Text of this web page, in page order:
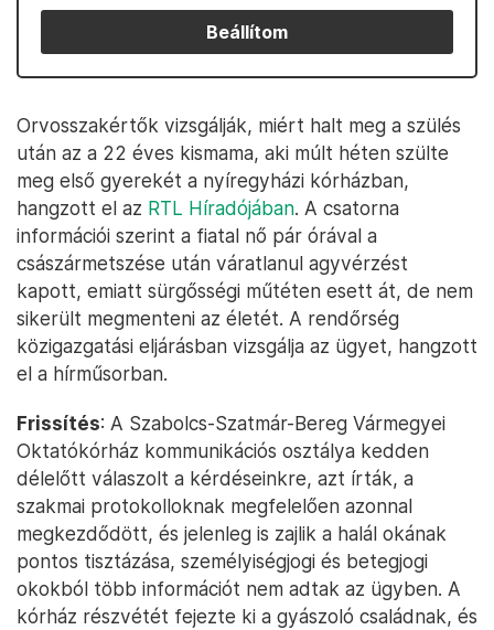
Beállítom
Orvosszakértők vizsgálják, miért halt meg a szülés
után az a 22 éves kismama, aki múlt héten szülte
meg első gyerekét a nyíregyházi kórházban,
hangzott el az RTL Híradójában. A csatorna
információi szerint a fiatal nő pár órával a
császármetszése után váratlanul agyvérzést
kapott, emiatt sürgősségi műtéten esett át, de nem
sikerült megmenteni az életét. A rendőrség
közigazgatási eljárásban vizsgálja az ügyet, hangzott
el a hírműsorban.
Frissítés: A Szabolcs-Szatmár-Bereg Vármegyei
Oktatókórház kommunikációs osztálya kedden
délelőtt válaszolt a kérdéseinkre, azt írták, a
szakmai protokolloknak megfelelően azonnal
megkezdődött, és jelenleg is zajlik a halál okának
pontos tisztázása, személyiségjogi és betegjogi
okokból több információt nem adtak az ügyben. A
kórház részvétét fejezte ki a gyászoló családnak, és